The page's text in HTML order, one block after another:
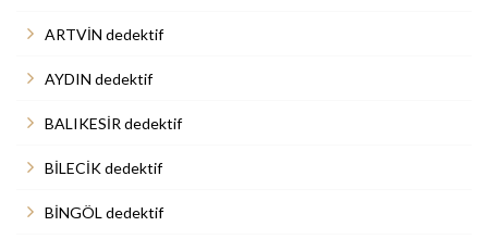
ARTVİN dedektif
AYDIN dedektif
BALIKESİR dedektif
BİLECİK dedektif
BİNGÖL dedektif